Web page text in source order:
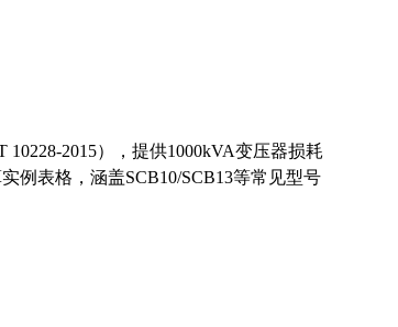
2015），提供1000kVA变压器损耗
例表格，涵盖SCB10/SCB13等常见型号